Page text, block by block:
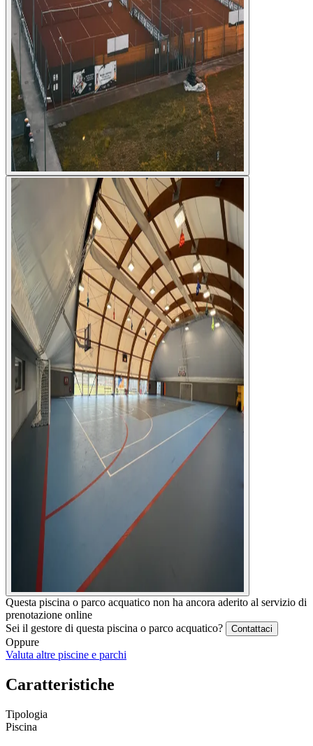
Questa piscina o parco acquatico non ha ancora aderito al servizio di
prenotazione online
Sei il gestore di questa piscina o parco acquatico?
Contattaci
Oppure
Valuta altre piscine e parchi
Caratteristiche
Tipologia
Piscina